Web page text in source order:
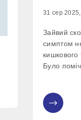
31 сер
Зайвий
симптом
кишкового
Було
виносити
що